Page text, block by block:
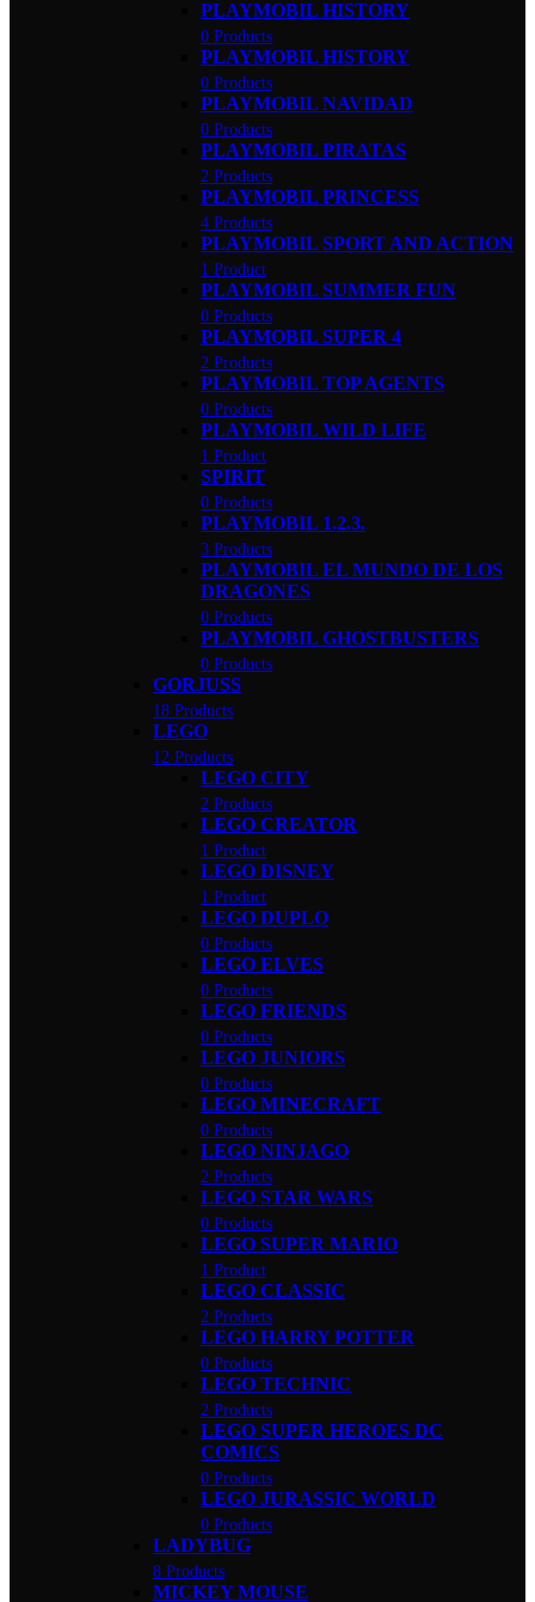
PLAYMOBIL HISTORY
0 Products
PLAYMOBIL HISTORY
0 Products
PLAYMOBIL NAVIDAD
0 Products
PLAYMOBIL PIRATAS
2 Products
PLAYMOBIL PRINCESS
4 Products
PLAYMOBIL SPORT AND ACTION
1 Product
PLAYMOBIL SUMMER FUN
0 Products
PLAYMOBIL SUPER 4
2 Products
PLAYMOBIL TOP AGENTS
0 Products
PLAYMOBIL WILD LIFE
1 Product
SPIRIT
0 Products
PLAYMOBIL 1.2.3.
3 Products
PLAYMOBIL EL MUNDO DE LOS
DRAGONES
0 Products
PLAYMOBIL GHOSTBUSTERS
0 Products
GORJUSS
18 Products
LEGO
12 Products
LEGO CITY
2 Products
LEGO CREATOR
1 Product
LEGO DISNEY
1 Product
LEGO DUPLO
0 Products
LEGO ELVES
0 Products
LEGO FRIENDS
0 Products
LEGO JUNIORS
0 Products
LEGO MINECRAFT
0 Products
LEGO NINJAGO
2 Products
LEGO STAR WARS
0 Products
LEGO SUPER MARIO
1 Product
LEGO CLASSIC
2 Products
LEGO HARRY POTTER
0 Products
LEGO TECHNIC
2 Products
LEGO SUPER HEROES DC
COMICS
0 Products
LEGO JURASSIC WORLD
0 Products
LADYBUG
8 Products
MICKEY MOUSE